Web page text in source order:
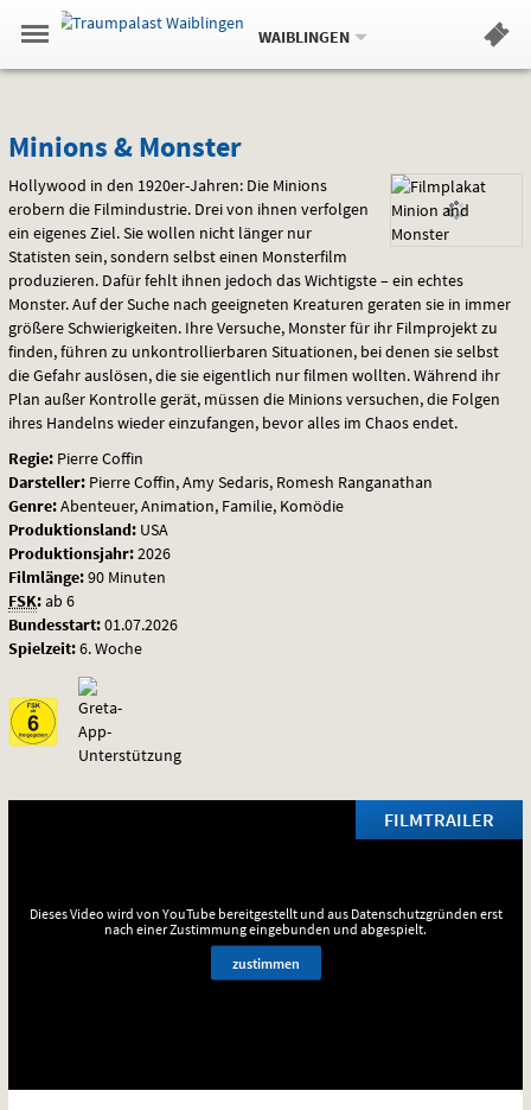
Springe
zum
,zum
.
Navigation
Gehe
zur
Standortauswahl
Standort:
WAIBLINGEN.
Hinweis
Minions
&
Monster
Minions & Monster
Hollywood in den 1920er-Jahren: Die Minions
erobern die Filmindustrie. Drei von ihnen verfolgen
ein eigenes Ziel. Sie wollen nicht länger nur
Statisten sein, sondern selbst einen Monsterfilm
produzieren. Dafür fehlt ihnen jedoch das Wichtigste – ein echtes
Monster. Auf der Suche nach geeigneten Kreaturen geraten sie in immer
größere Schwierigkeiten. Ihre Versuche, Monster für ihr Filmprojekt zu
finden, führen zu unkontrollierbaren Situationen, bei denen sie selbst
die Gefahr auslösen, die sie eigentlich nur filmen wollten. Während ihr
Plan außer Kontrolle gerät, müssen die Minions versuchen, die Folgen
ihres Handelns wieder einzufangen, bevor alles im Chaos endet.
Regie: Pierre Coffin
Darsteller: Pierre Coffin, Amy Sedaris, Romesh Ranganathan
Genre:Abenteuer, Animation, Familie, Komödie
Produktionsland: USA
Produktionsjahr:2026
Filmlänge:90 Minuten
FSK:ab 6
Bundesstart:01.07.2026
Spielzeit:6. Woche
FILMTRAILER
Dieses Video wird von YouTube bereitgestellt und aus Datenschutzgründen erst
nach einer Zustimmung eingebunden und abgespielt.
zustimmen